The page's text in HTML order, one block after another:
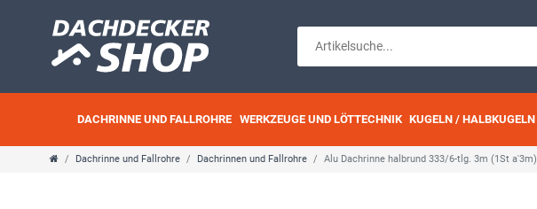
DACHRINNE UND FALLROHRE WERKZEUGE UND LÖTTECHNIK KUGELN / HALBKUGELN
Dachrinne und Fallrohre Dachrinnen und Fallrohre Alu Dachrinne halbrund 333/6-tlg. 3m (1St a'3m)